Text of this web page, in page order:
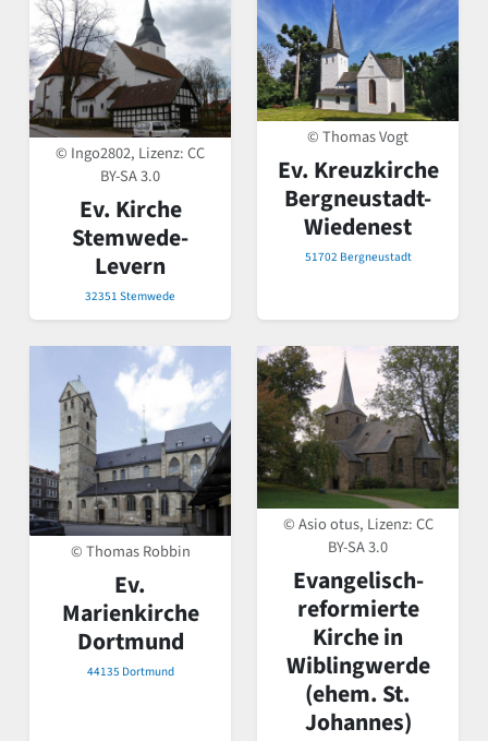
© Ingo2802, Lizenz:CC
BY-SA 3.0
Ev. Kirche
Stemwede-
Levern
32351 Stemwede
© Thomas Vogt
Ev. Kreuzkirche
Bergneustadt-
Wiedenest
51702 Bergneustadt
© Thomas Robbin
Ev.
Marienkirche
Dortmund
44135 Dortmund
© Asio otus, Lizenz:CC
BY-SA 3.0
Evangelisch-
reformierte
Kirche in
Wiblingwerde
(ehem. St.
Johannes)